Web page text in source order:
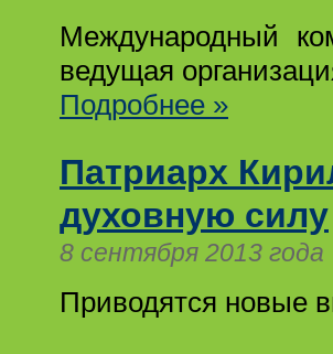
Международный
ведущая
Подробнее »
Патриарх
духовную силу
8 сентября 2013 года
Приводятся новые